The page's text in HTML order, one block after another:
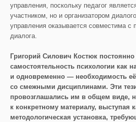
управления, поскольку педагог
участником, но и организатором
управления оказывается совместима с
диалога.
Григорий Силович Костюк постоянно
самостоятельность психологии как
и одновременно — необходимость её
со смежными дисциплинами. Эти
провозглашались им в общем виде,
к конкретному материалу, выступая
методологическая установка,